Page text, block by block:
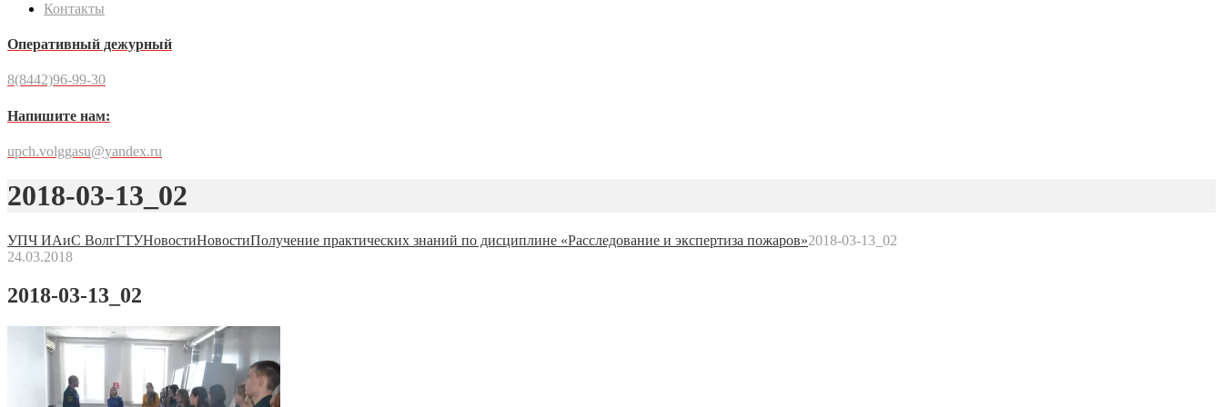
Контакты
Оперативный дежурный
8(8442)96-99-30
Напишите нам:
upch.volggasu@yandex.ru
2018-03-13_02
УПЧ ИАиС ВолгГТУНовостиНовостиПолучение практических знаний по дисциплине «Расследование и экспертиза пожаров»2018-03-13_02
24.03.2018
2018-03-13_02